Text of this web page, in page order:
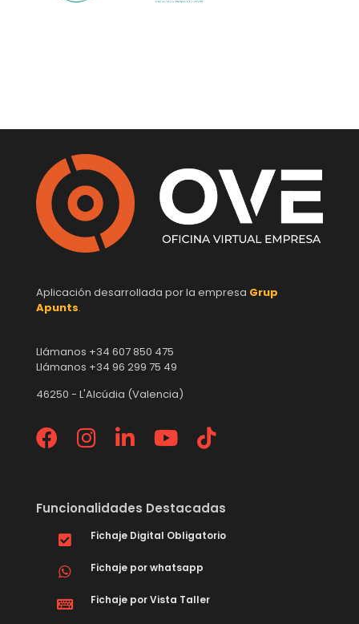
Aplicación desarrollada por la empresa Grup
Apunts.
Llámanos +34 607 850 475
Llámanos +34 96 299 75 49
46250 - L'Alcúdia (Valencia)
Funcionalidades Destacadas
Fichaje Digital Obligatorio
Fichaje por whatsapp
Fichaje por Vista Taller